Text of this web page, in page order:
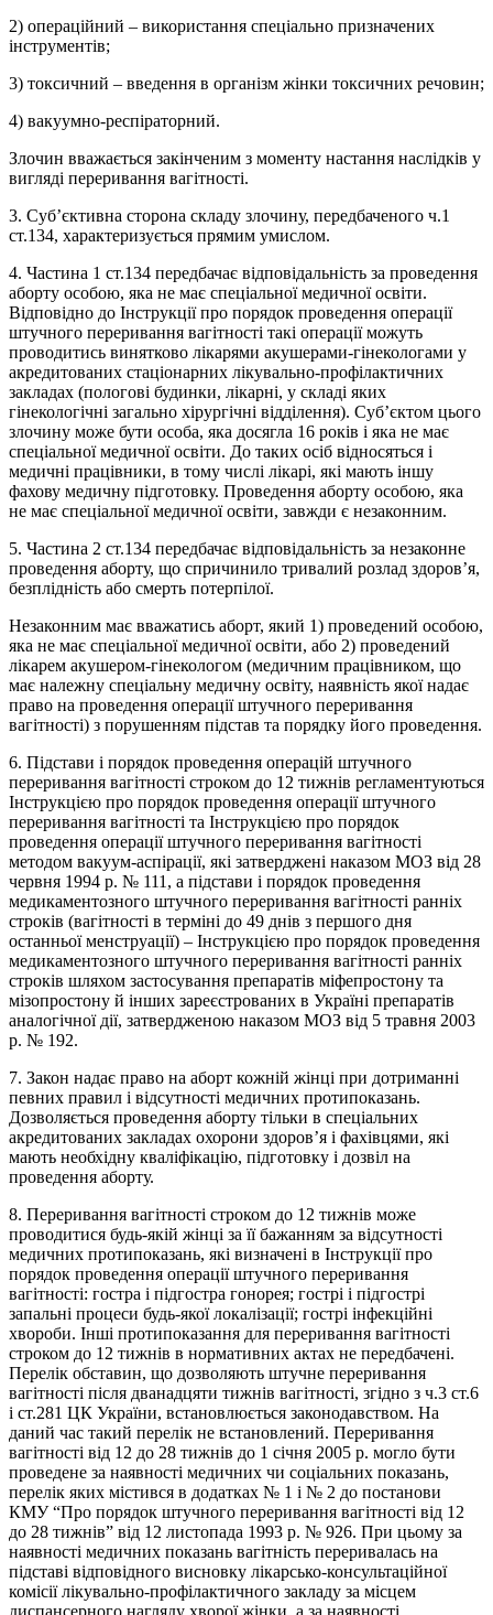
2) операційний – використання спеціально призначених
інструментів;
3) токсичний – введення в організм жінки токсичних речовин;
4) вакуумно-респіраторний.
Злочин вважається закінченим з моменту настання наслідків у
вигляді переривання вагітності.
3. Суб’єктивна сторона складу злочину, передбаченого ч.1
ст.134, характеризується прямим умислом.
4. Частина 1 ст.134 передбачає відповідальність за проведення
аборту особою, яка не має спеціальної медичної освіти.
Відповідно до Інструкції про порядок проведення операції
штучного переривання вагітності такі операції можуть
проводитись винятково лікарями акушерами-гінекологами у
акредитованих стаціонарних лікувально-профілактичних
закладах (пологові будинки, лікарні, у складі яких
гінекологічні загально хірургічні відділення). Суб’єктом цього
злочину може бути особа, яка досягла 16 років і яка не має
спеціальної медичної освіти. До таких осіб відносяться і
медичні працівники, в тому числі лікарі, які мають іншу
фахову медичну підготовку. Проведення аборту особою, яка
не має спеціальної медичної освіти, завжди є незаконним.
5. Частина 2 ст.134 передбачає відповідальність за незаконне
проведення аборту, що спричинило тривалий розлад здоров’я,
безплідність або смерть потерпілої.
Незаконним має вважатись аборт, який 1) проведений особою,
яка не має спеціальної медичної освіти, або 2) проведений
лікарем акушером-гінекологом (медичним працівником, що
має належну спеціальну медичну освіту, наявність якої надає
право на проведення операції штучного переривання
вагітності) з порушенням підстав та порядку його проведення.
6. Підстави і порядок проведення операцій штучного
переривання вагітності строком до 12 тижнів регламентуються
Інструкцією про порядок проведення операції штучного
переривання вагітності та Інструкцією про порядок
проведення операції штучного переривання вагітності
методом вакуум-аспірації, які затверджені наказом МОЗ від 28
червня 1994 р. № 111, а підстави і порядок проведення
медикаментозного штучного переривання вагітності ранніх
строків (вагітності в терміні до 49 днів з першого дня
останньої менструації) – Інструкцією про порядок проведення
медикаментозного штучного переривання вагітності ранніх
строків шляхом застосування препаратів міфепростону та
мізопростону й інших зареєстрованих в Україні препаратів
аналогічної дії, затвердженою наказом МОЗ від 5 травня 2003
р. № 192.
7. Закон надає право на аборт кожній жінці при дотриманні
певних правил і відсутності медичних протипоказань.
Дозволяється проведення аборту тільки в спеціальних
акредитованих закладах охорони здоров’я і фахівцями, які
мають необхідну кваліфікацію, підготовку і дозвіл на
проведення аборту.
8. Переривання вагітності строком до 12 тижнів може
проводитися будь-якій жінці за її бажанням за відсутності
медичних протипоказань, які визначені в Інструкції про
порядок проведення операції штучного переривання
вагітності: гостра і підгостра гонорея; гострі і підгострі
запальні процеси будь-якої локалізації; гострі інфекційні
хвороби. Інші протипоказання для переривання вагітності
строком до 12 тижнів в нормативних актах не передбачені.
Перелік обставин, що дозволяють штучне переривання
вагітності після дванадцяти тижнів вагітності, згідно з ч.3 ст.6
і ст.281 ЦК України, встановлюється законодавством. На
даний час такий перелік не встановлений. Переривання
вагітності від 12 до 28 тижнів до 1 січня 2005 р. могло бути
проведене за наявності медичних чи соціальних показань,
перелік яких містився в додатках № 1 і № 2 до постанови
КМУ “Про порядок штучного переривання вагітності від 12
до 28 тижнів” від 12 листопада 1993 р. № 926. При цьому за
наявності медичних показань вагітність переривалась на
підставі відповідного висновку лікарсько-консультаційної
комісії лікувально-профілактичного закладу за місцем
диспансерного нагляду хворої жінки, а за наявності